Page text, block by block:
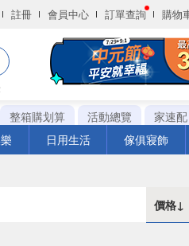
註冊 會員中心 訂單查詢 購物
整箱購划算 活動總覽 家速配
日用生活 傢俱寢飾
價格↓